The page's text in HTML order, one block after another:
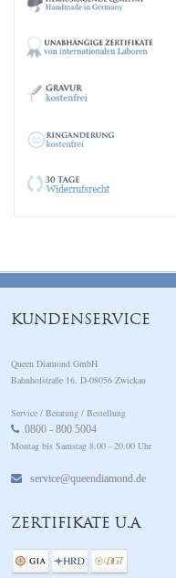
KUNDENSERVICE
Queen Diamond GmbH
Bahnhofstraße 16, D-08056 Zwickau
Service / Beratung / Bestellung
0800 - 800 5004
Montag bis Samstag 8.00 - 20.00 Uhr
service@queendiamond.de
ZERTIFIKATE U.A